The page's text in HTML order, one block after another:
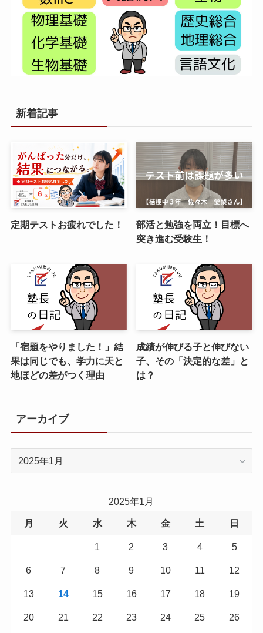
新着記事
定期テストお疲れでした！
部活と勉強を両立！目標へ
突き進む受験生！
「宿題をやりました！」結
果は同じでも、学力に天と
地ほどの差がつく理由
成績が伸びる子と伸びない
子、その「決定的な差」と
は？
アーカイブ
ブ
2025年1月
月 火 水 木 金 土 日
1 2 3 4 5
6 7 8 9 10 11 12
13 14 15 16 17 18 19
20 21 22 23 24 25 26